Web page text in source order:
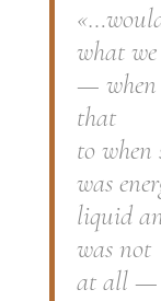
what
— when
that
to
was
liquid
was not
at all —